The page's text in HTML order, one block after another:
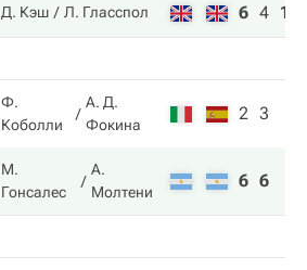
Д. Кэш Л. Гласспол 6 4 15
Ф.
Коболли
А. Д.
Фокина
2 3
М.
Гонсалес
А.
Молтени
6 6